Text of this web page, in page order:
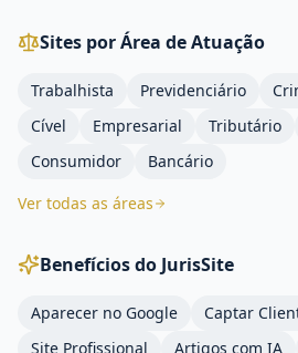
Sites por Área de Atuação
Trabalhista Previdenciário
Cível
Empresarial Tributário
Consumidor
Bancário
Ver todas as áreas
Benefícios do JurisSite
Aparecer no Google
Captar
Site Profissional
Artigos com IA